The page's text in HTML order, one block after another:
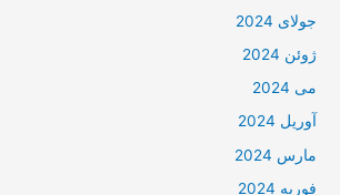
جولای 2024
ژوئن 2024
می 2024
آوریل 2024
مارس 2024
فوریه 2024